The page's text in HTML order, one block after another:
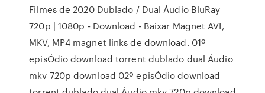
Filmes de 2020 Dublado / Dual Áudio BluRay
720p | 1080p - Download - Baixar Magnet AVI,
MKV, MP4 magnet links de download. 01º
episÓdio download torrent dublado dual Áudio
mkv 720p download 02º episÓdio download